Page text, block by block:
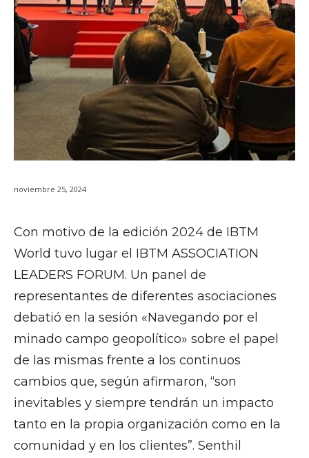
noviembre 25, 2024
Con motivo de la edición 2024 de IBTM
World tuvo lugar el IBTM ASSOCIATION
LEADERS FORUM. Un panel de
representantes de diferentes asociaciones
debatió en la sesión «Navegando por el
minado campo geopolítico» sobre el papel
de las mismas frente a los continuos
cambios que, según afirmaron, “son
inevitables y siempre tendrán un impacto
tanto en la propia organización como en la
comunidad y en los clientes”. Senthil